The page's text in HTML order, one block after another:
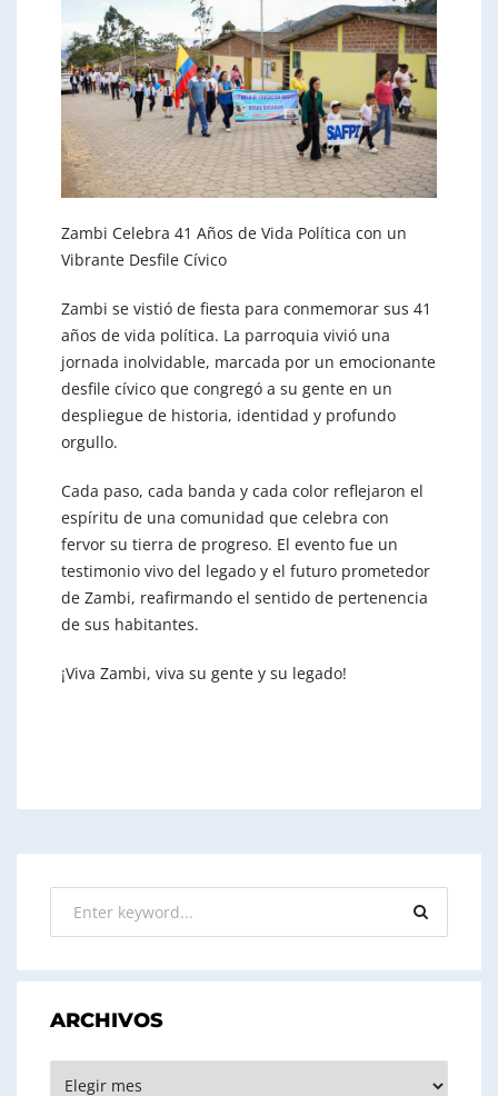
Zambi Celebra 41 Años de Vida Política con un
Vibrante Desfile Cívico
Zambi se vistió de fiesta para conmemorar sus 41
años de vida política. La parroquia vivió una
jornada inolvidable, marcada por un emocionante
desfile cívico que congregó a su gente en un
despliegue de historia, identidad y profundo
orgullo.
Cada paso, cada banda y cada color reflejaron el
espíritu de una comunidad que celebra con
fervor su tierra de progreso. El evento fue un
testimonio vivo del legado y el futuro prometedor
de Zambi, reafirmando el sentido de pertenencia
de sus habitantes.
¡Viva Zambi, viva su gente y su legado!
ARCHIVOS